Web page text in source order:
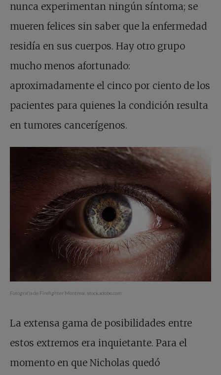
nunca experimentan ningún síntoma; se
mueren felices sin saber que la enfermedad
residía en sus cuerpos. Hay otro grupo
mucho menos afortunado:
aproximadamente el cinco por ciento de los
pacientes para quienes la condición resulta
en tumores cancerígenos.
Fotografía de Firefighter Montreal, stock.adobe.com
La extensa gama de posibilidades entre
estos extremos era inquietante. Para el
momento en que Nicholas quedó